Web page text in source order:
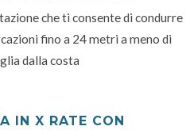
che ti consente di condurre
fino a 24 metri a meno di
dalla costa
IN X RATE CON